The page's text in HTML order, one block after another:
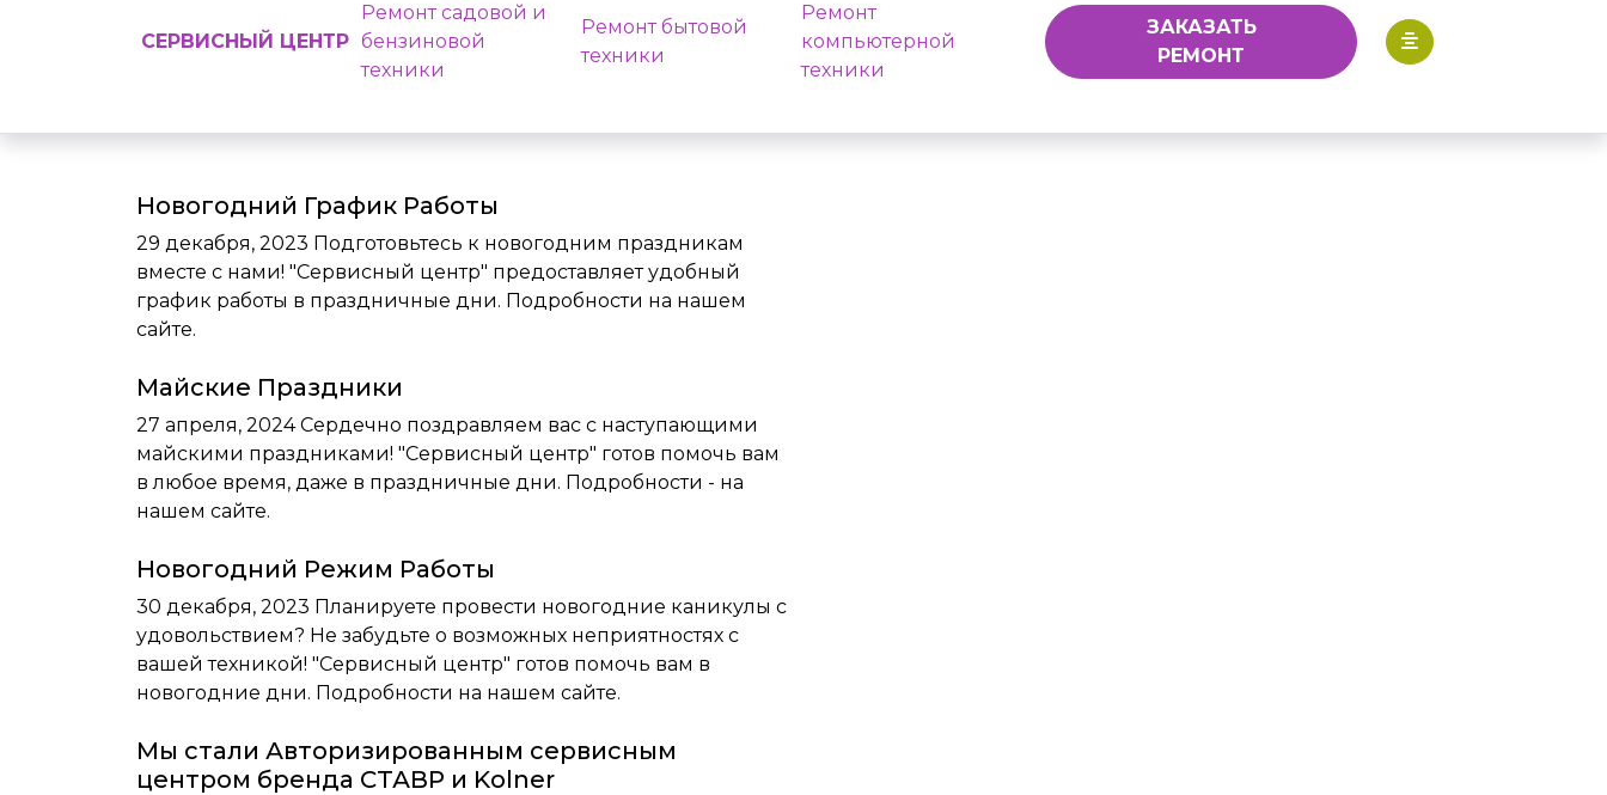
СЕРВИСНЫЙ ЦЕНТР
Ремонт садовой и
бензиновой
техники
Ремонт бытовой
техники
Ремонт
компьютерной
техники
ЗАКАЗАТЬ
РЕМОНТ
Новогодний График Работы
29 декабря, 2023 Подготовьтесь к новогодним праздникам
вместе с нами! "Сервисный центр" предоставляет удобный
график работы в праздничные дни. Подробности на нашем
сайте.
Майские Праздники
27 апреля, 2024Сердечно поздравляем вас с наступающими
майскими праздниками! "Сервисный центр" готов помочь вам
в любое время, даже в праздничные дни. Подробности - на
нашем сайте.
Новогодний Режим Работы
30 декабря, 2023 Планируете провести новогодние каникулы с
удовольствием? Не забудьте о возможных неприятностях с
вашей техникой! "Сервисный центр" готов помочь вам в
новогодние дни. Подробности на нашем сайте.
Мы стали Авторизированным сервисным
центром бренда СТАВР и Kolner